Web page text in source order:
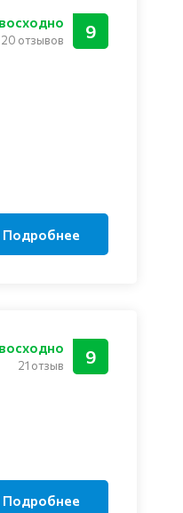
9
20 отзывов
Подробнее
9
21 отзыв
Подробнее